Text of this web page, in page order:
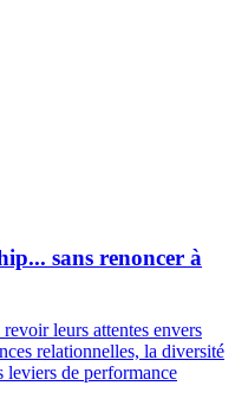
sans renoncer à
leurs attentes envers
relationnelles, la diversité
leviers de performance